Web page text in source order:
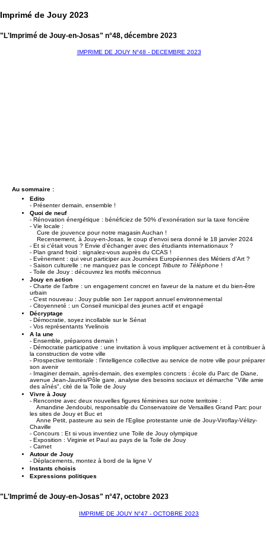
Imprimé de Jouy 2023
"L'Imprimé de Jouy-en-Josas" n°48, décembre 2023
IMPRIME DE JOUY N°48 - DECEMBRE 2023
Au sommaire :
Edito
- Présenter demain, ensemble !
Quoi de neuf
- Rénovation énergétique : bénéficiez de 50% d'exonération sur la taxe foncière
- Vie locale :
Cure de jouvence pour notre magasin Auchan !
Recensement, à Jouy-en-Josas, le coup d'envoi sera donné le 18 janvier 2024
- Et si c'était vous ? Envie d'échanger avec des étudiants internationaux ?
- Plan grand froid : signalez-vous auprès du CCAS !
- Evènement : qui veut participer aux Journées Européennes des Métiers d'Art ?
- Saison culturelle : ne manquez pas le concept Tribute to Téléphone !
- Toile de Jouy : découvrez les motifs méconnus
Jouy en action
- Charte de l'arbre : un engagement concret en faveur de la nature et du bien-être
urbain
- C'est nouveau : Jouy publie son 1er rapport annuel environnemental
- Citoyenneté : un Conseil municipal des jeunes actif et engagé
Décryptage
- Démocratie, soyez incollable sur le Sénat
- Vos représentants Yvelinois
A la une
- Ensemble, préparons demain !
- Démocratie participative : une invitation à vous impliquer activement et à contribuer à
la construction de votre ville
- Prospective territoriale : l'intelligence collective au service de notre ville pour préparer
son avenir
- Imaginer demain, après-demain, des exemples concrets : école du Parc de Diane,
avenue Jean-Jaurès/Pôle gare, analyse des besoins sociaux et démarche "Ville amie
des aînés", cité de la Toile de Jouy
Vivre à Jouy
- Rencontre avec deux nouvelles figures féminines sur notre territoire :
Amandine Jendoubi, responsable du Conservatoire de Versailles Grand Parc pour
les sites de Jouy et Buc et
Anne Petit, pasteure au sein de l'Eglise protestante unie de Jouy-Viroflay-Vélizy-
Chaville
- Concours : Et si vous inventiez une Toile de Jouy olympique
- Exposition : Virginie et Paul au pays de la Toile de Jouy
- Carnet
Autour de Jouy
- Déplacements, montez à bord de la ligne V
Instants choisis
Expressions politiques
"L'Imprimé de Jouy-en-Josas" n°47, octobre 2023
IMPRIME DE JOUY N°47 - OCTOBRE 2023